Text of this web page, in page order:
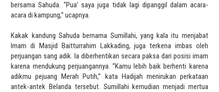
bersama Sahuda. “Pua’ saya juga tidak lagi dipanggil dalam acara-
acara di kampung,” ucapnya.
Kakak kandung Sahuda bernama Sumillahi, yang kala itu menjabat
Imam di Masjid Baitturrahim Lakkading, juga terkena imbas oleh
perjuangan sang adik. Ia diberhentikan secara paksa dari posisi imam
karena mendukung perjuangannya. “Kamu lebih baik berhenti karena
adikmu pejuang Merah Putih,” kata Hadijah menirukan perkataan
antek-antek Belanda tersebut. Sumillahi kemudian menjadi mertua